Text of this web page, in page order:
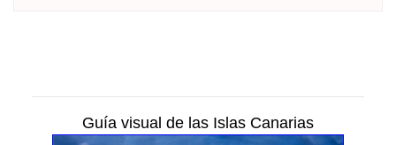
Guía visual de las Islas Canarias